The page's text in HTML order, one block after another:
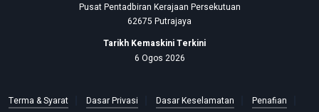
Pusat Pentadbiran Kerajaan Persekutuan
62675 Putrajaya
Tarikh Kemaskini Terkini
6 Ogos 2026
Terma & Syarat Dasar Privasi Dasar Keselamatan Penafian